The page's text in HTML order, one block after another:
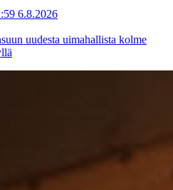
6.8.2026
uudesta uimahallista kolme